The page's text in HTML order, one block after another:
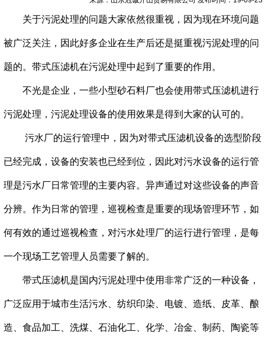
关于污泥处理的问题大家依然很重视，因为现在环境问题
被广泛关注，因此好多企业在生产后还是挺重视污泥处理的问
题的。 带式压滤机在污泥处理中起到了重要的作用。
不光是企业，一些小型砂石料厂也会使用带式压滤机进行
污泥处理，污泥处理设备的使用效果是得到大家的认可的。
污水厂的运行管理中，因为对带式压滤机设备的选型阶段
已经完成，设备的安装也已经到位，因此对污水设备的运行管
理是污水厂日常管理的主要内容。异声通过对这些设备的声音
分辨。作为日常的管理，巡视检查是重要的现场管理环节，如
何有效的通过巡视检查，对污水处理厂的运行进行管理，是每
一个现场工艺管理人员需要了解的。
带式压滤机是国内污泥处理中使用非常广泛的一种设备，
广泛应用于城市生活污水、纺织印染、电镀、造纸、皮革、酿
造、食品加工、洗煤、石油化工、化学、冶金、制药、陶瓷等